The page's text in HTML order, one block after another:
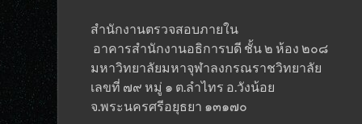
สำนักงานตรวจสอบภายใน
อาคารสำนักงานอธิการบดี ชั้น ๒ ห้อง ๒๐๘
มหาวิทยาลัยมหาจุฬาลงกรณราชวิทยาลัย
เลขที่ ๗๙ หมู่ ๑ ต.ลำไทร อ.วังน้อย
จ.พระนครศรีอยุธยา ๑๓๑๗๐